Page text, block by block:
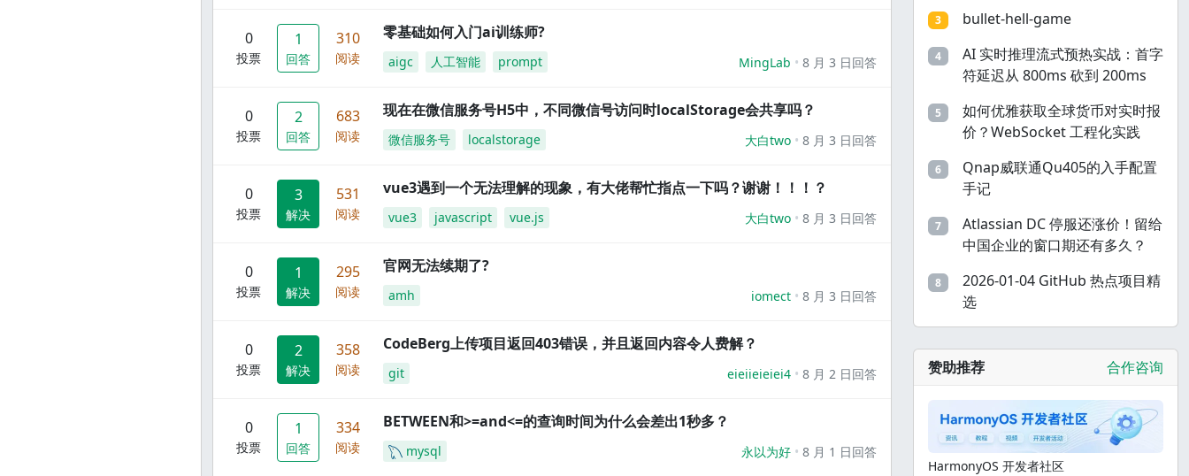
0
投票
1
回答
310
阅读
零基础如何入门ai训练师?
aigc 人工智能 prompt MingLab 8 月 3 日回答
0
投票
2
回答
683
阅读
现在在微信服务号H5中，不同微信号访问时localStorage会共享吗？
微信服务号 localstorage 大白two 8 月 3 日回答
0
投票
3
解决
531
阅读
vue3遇到一个无法理解的现象，有大佬帮忙指点一下吗？谢谢！！！？
vue3 javascript vue.js 大白two 8 月 3 日回答
0
投票
1
解决
295
阅读
官网无法续期了?
amh iomect 8 月 3 日回答
0
投票
2
解决
358
阅读
CodeBerg上传项目返回403错误，并且返回内容令人费解？
git eieiieieiei4 8 月 2 日回答
0
投票
1
回答
334
阅读
BETWEEN和>=and<=的查询时间为什么会差出1秒多？
mysql 永以为好 8 月 1 日回答
3 bullet-hell-game
4
AI 实时推理流式预热实战：首字
符延迟从 800ms 砍到 200ms
5
如何优雅获取全球货币对实时报
价？WebSocket 工程化实践
6
Qnap威联通Qu405的入手配置
手记
7
Atlassian DC 停服还涨价！留给
中国企业的窗口期还有多久？
8
2026-01-04 GitHub 热点项目精
选
赞助推荐 合作咨询
HarmonyOS 开发者社区